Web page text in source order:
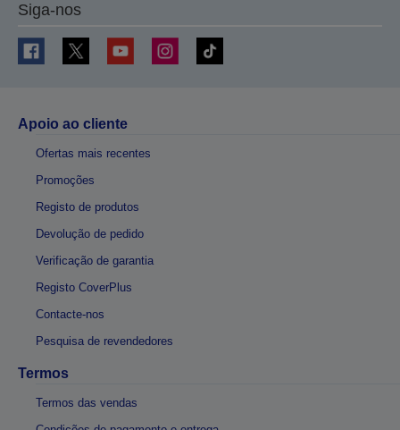
Siga-nos
Apoio ao cliente
Ofertas mais recentes
Promoções
Registo de produtos
Devolução de pedido
Verificação de garantia
Registo CoverPlus
Contacte-nos
Pesquisa de revendedores
Termos
Termos das vendas